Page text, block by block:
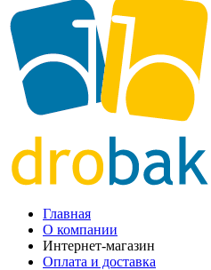
Главная
О компании
Интернет-магазин
Оплата и доставка